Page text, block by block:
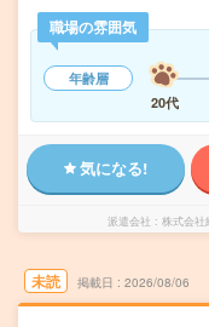
職場の雰囲気
年齢層
20代
気になる!
派遣会社 株式会社
未読 掲載日 2026/08/06